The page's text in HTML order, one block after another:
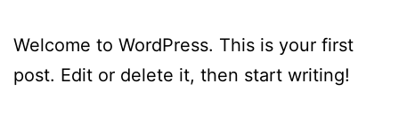
Welcome to WordPress. This is your first
post. Edit or delete it, then start writing!